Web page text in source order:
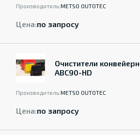
Производитель:METSO OUTOTEC
Цена:по запросу
Очистители
ABC90-HD
Производитель:METSO OUTOTEC
Цена:по запросу